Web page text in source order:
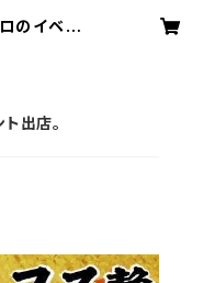
のイベント
出店。